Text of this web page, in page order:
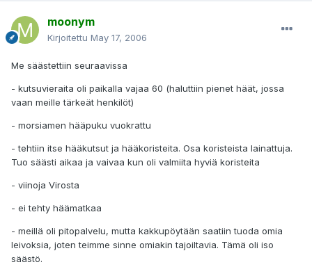
moonym
Kirjoitettu May 17, 2006
Me säästettiin seuraavissa
- kutsuvieraita oli paikalla vajaa 60 (haluttiin pienet häät, jossa
vaan meille tärkeät henkilöt)
- morsiamen hääpuku vuokrattu
- tehtiin itse hääkutsut ja hääkoristeita. Osa koristeista lainattuja.
Tuo säästi aikaa ja vaivaa kun oli valmiita hyviä koristeita
- viinoja Virosta
- ei tehty häämatkaa
- meillä oli pitopalvelu, mutta kakkupöytään saatiin tuoda omia
leivoksia, joten teimme sinne omiakin tajoiltavia. Tämä oli iso
säästö.